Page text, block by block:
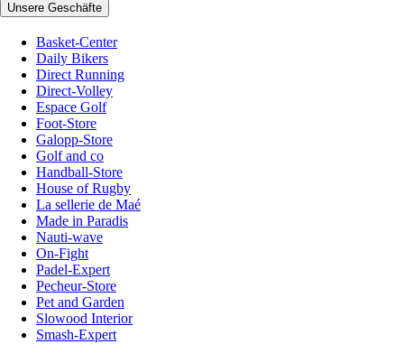
Unsere Geschäfte
Basket-Center
Daily Bikers
Direct Running
Direct-Volley
Espace Golf
Foot-Store
Galopp-Store
Golf and co
Handball-Store
House of Rugby
La sellerie de Maé
Made in Paradis
Nauti-wave
On-Fight
Padel-Expert
Pecheur-Store
Pet and Garden
Slowood Interior
Smash-Expert